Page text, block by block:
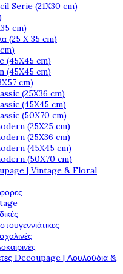
Serie (21X30 cm)
cm)
(25 X 35 cm)
(45X45 cm)
(45X45 cm)
cm)
(25X36 cm)
(45X45 cm)
(50X70 cm)
(25X25 cm)
(25X36 cm)
(45X45 cm)
(50X70 cm)
| Vintage & Floral
Decoupage | Λουλούδια &